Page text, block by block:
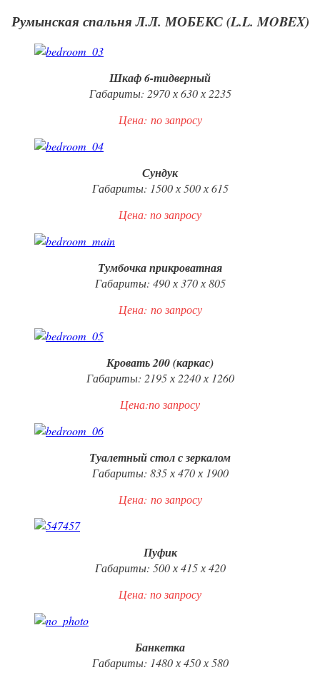
Румынская спальня Л.Л. МОБЕКС (L.L. MOBEX)
Шкаф 6-тидверный
Габариты: 2970 х 630 х 2235
Цена: по запросу
Сундук
Габариты: 1500 х 500 х 615
Цена: по запросу
Тумбочка прикроватная
Габариты: 490 х 370 х 805
Цена: по запросу
Кровать 200 (каркас)
Габариты: 2195 х 2240 х 1260
Цена:по запросу
Туалетный стол с зеркалом
Габариты: 835 х 470 х 1900
Цена: по запросу
Пуфик
Габариты: 500 х 415 х 420
Цена: по запросу
Банкетка
Габариты: 1480 х 450 х 580